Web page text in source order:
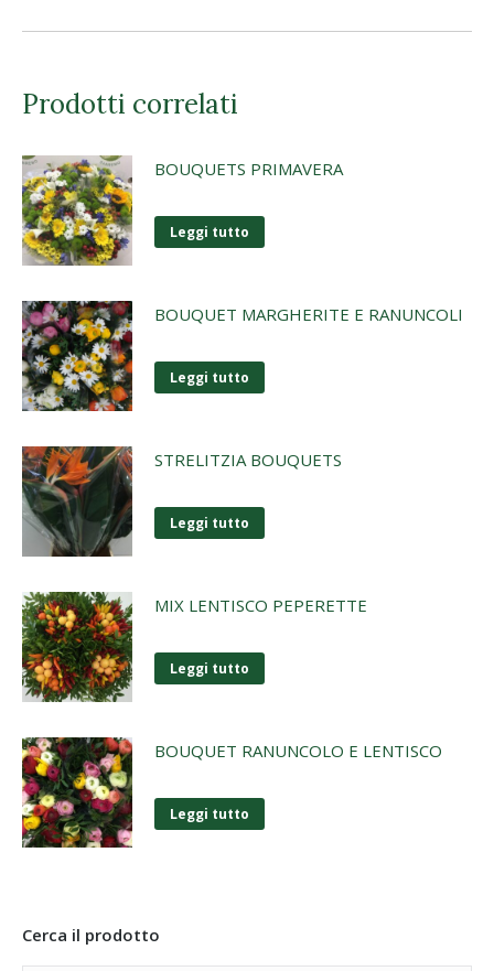
Prodotti correlati
BOUQUETS PRIMAVERA
Leggi tutto
BOUQUET MARGHERITE E RANUNCOLI
Leggi tutto
STRELITZIA BOUQUETS
Leggi tutto
MIX LENTISCO PEPERETTE
Leggi tutto
BOUQUET RANUNCOLO E LENTISCO
Leggi tutto
Cerca il prodotto